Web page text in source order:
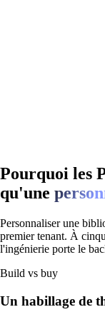
Pourquoi les
qu'une
Personnaliser une
premier tenant. À
l'ingénierie porte le
Build vs buy
Un habillage de